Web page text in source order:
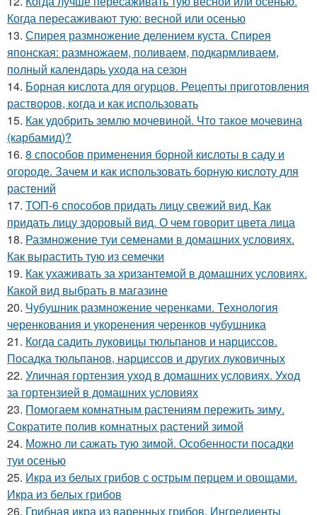
Когда пересаживают тую: весной или осенью
13. Спирея размножение делением куста. Спирея
японская: размножаем, поливаем, подкармливаем,
полный календарь ухода на сезон
14. Борная кислота для огурцов. Рецепты приготовления
растворов, когда и как использовать
15. Как удобрить землю мочевиной. Что такое мочевина
(карбамид)?
16. 8 способов применения борной кислоты в саду и
огороде. Зачем и как использовать борную кислоту для
растений
17. ТОП-6 способов придать лицу свежий вид. Как
придать лицу здоровый вид. О чем говорит цвета лица
18. Размножение туи семенами в домашних условиях.
Как вырастить тую из семечки
19. Как ухаживать за хризантемой в домашних условиях.
Какой вид выбрать в магазине
20. Чубушник размножение черенками. Технология
черенкования и укоренения черенков чубушника
21. Когда садить луковицы тюльпанов и нарциссов.
Посадка тюльпанов, нарциссов и других луковичных
22. Уличная гортензия уход в домашних условиях. Уход
за гортензией в домашних условиях
23. Помогаем комнатным растениям пережить зиму.
Сократите полив комнатных растений зимой
24. Можно ли сажать тую зимой. Особенности посадки
туи осенью
25. Икра из белых грибов с острым перцем и овощами.
Икра из белых грибов
26. Грибная икра из варенных грибов. Ингредиенты